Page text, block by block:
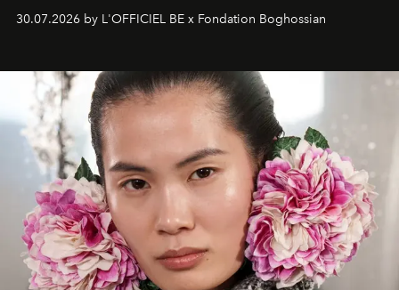
fonkelend Murano-glas creëert de Franse kunstenaar
een emotionele reis waarin elk werk de herinnering
moment van verwondering.
30.07.2026 by L'OFFICIEL BE x Fondation Boghossian